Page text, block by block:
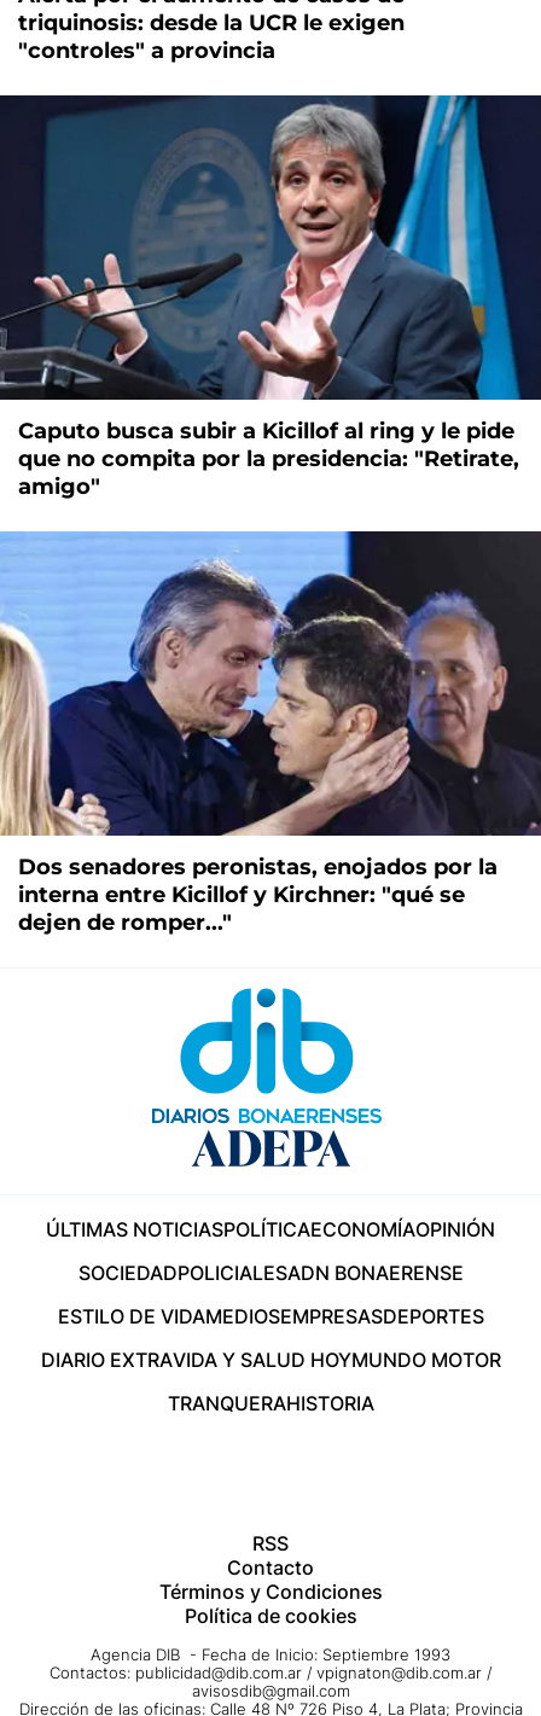
triquinosis: desde la UCR le exigen
"controles" a provincia
Caputo busca subir a Kicillof al ring y le pide
que no compita por la presidencia: "Retirate,
amigo"
Dos senadores peronistas, enojados por la
interna entre Kicillof y Kirchner: "qué se
dejen de romper..."
ÚLTIMAS NOTICIASPOLÍTICAECONOMÍAOPINIÓN
SOCIEDADPOLICIALESADN BONAERENSE
ESTILO DE VIDAMEDIOSEMPRESASDEPORTES
DIARIO EXTRAVIDA Y SALUD HOYMUNDO MOTOR
TRANQUERAHISTORIA
RSS
Contacto
Términos y Condiciones
Política de cookies
Agencia DIB - Fecha de Inicio: Septiembre 1993
Contactos: publicidad@dib.com.ar / vpignaton@dib.com.ar /
avisosdib@gmail.com
Dirección de las oficinas: Calle 48 Nº 726 Piso 4, La Plata; Provincia